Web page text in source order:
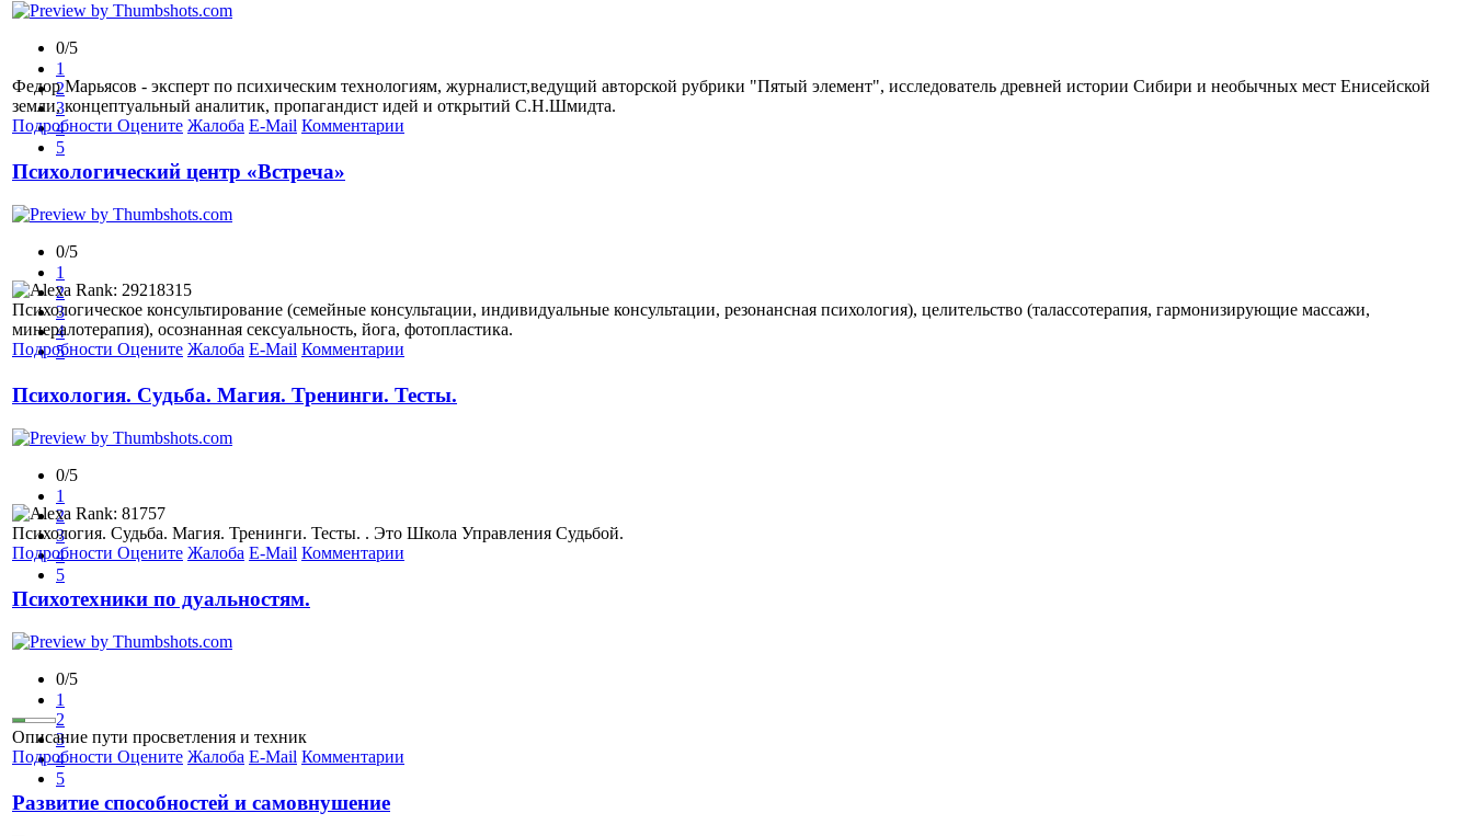
0/5
1
2
3
4
5
Федор Марьясов - эксперт по психическим технологиям, журналист,ведущий авторской рубрики "Пятый элемент", исследователь древней истории Сибири и необычных мест Енисейской
земли, концептуальный аналитик, пропагандист идей и открытий С.Н.Шмидта.
Подробности Оцените Жалоба E-Mail Комментарии
Психологический центр «Встреча»
0/5
1
2
3
4
5
Психологическое консультирование (cемейные консультации, индивидуальные консультации, резонансная психология), целительство (талассотерапия, гармонизирующие массажи,
минералотерапия), осознанная сексуальность, йога, фотопластика.
Подробности Оцените Жалоба E-Mail Комментарии
Психология. Судьба. Магия. Тренинги. Тесты.
0/5
1
2
3
4
5
Психология. Судьба. Магия. Тренинги. Тесты. . Это Школа Управления Судьбой.
Подробности Оцените Жалоба E-Mail Комментарии
Психотехники по дуальностям.
0/5
1
2
3
4
5
Описание пути просветления и техник
Подробности Оцените Жалоба E-Mail Комментарии
Развитие способностей и самовнушение